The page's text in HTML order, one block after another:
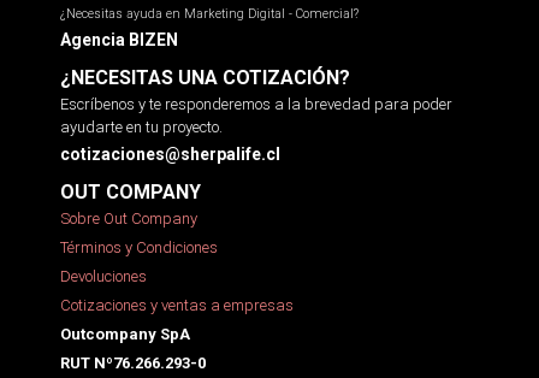
¿Necesitas ayuda en Marketing Digital - Comercial?
Agencia BIZEN
¿NECESITAS UNA COTIZACIÓN?
Escríbenos y te responderemos a la brevedad para poder
ayudarte en tu proyecto.
cotizaciones@sherpalife.cl
OUT COMPANY
Sobre Out Company
Términos y Condiciones
Devoluciones
Cotizaciones y ventas a empresas
Outcompany SpA
RUT Nº76.266.293-0